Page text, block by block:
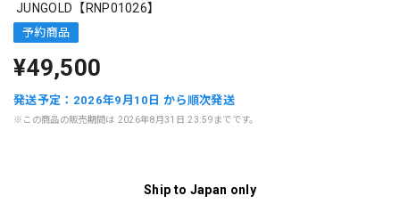
JUNGOLD【RNP01026】
予約商品
¥49,500
発送予定：2026年9月10日 から順次発送
※この商品の販売期間は 2026年8月31日 23:59までです。
Ship to Japan only